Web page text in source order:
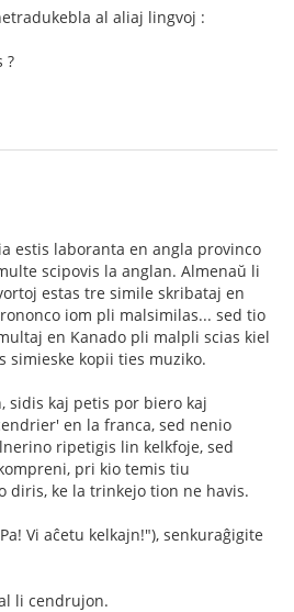
al aliaj lingvoj :
?
estis laboranta en angla provinco
scipovis la anglan. Almenaŭ li
estas tre simile skribataj en
iom pli malsimilas... sed tio
en Kanado pli malpli scias kiel
simieske kopii ties muziko.
sidis kaj petis por biero kaj
en la franca, sed nenio
ripetigis lin kelkfoje, sed
pri kio temis tiu
diris, ke la trinkejo tion ne havis.
Vi aĉetu kelkajn!"), senkuraĝigite
li cendrujon.